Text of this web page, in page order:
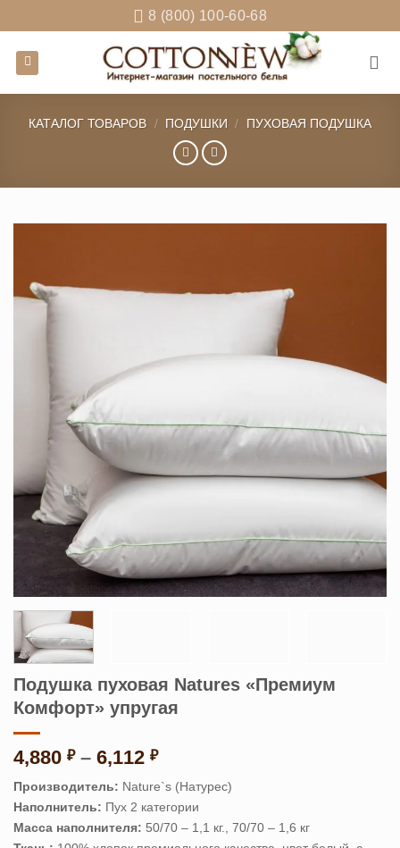
to
content
8 (800) 100-60-68
КАТАЛОГ ТОВАРОВ / ПОДУШКИ / ПУХОВАЯ ПОДУШКА
Подушка пуховая Natures «Премиум
Комфорт» упругая
4,880 ₽ – 6,112 ₽Диапазон
4,880 ₽
–
6,112 ₽
Производитель: Nature`s (Натурес)
Наполнитель: Пух 2 категории
Масса наполнителя: 50/70 – 1,1 кг., 70/70 – 1,6 кг